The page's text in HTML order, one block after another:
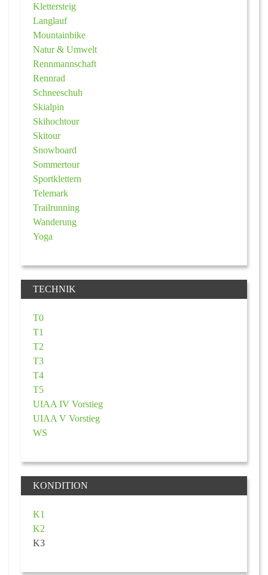
Klettersteig
Langlauf
Mountainbike
Natur & Umwelt
Rennmannschaft
Rennrad
Schneeschuh
Skialpin
Skihochtour
Skitour
Snowboard
Sommertour
Sportklettern
Telemark
Trailrunning
Wanderung
Yoga
TECHNIK
T0
T1
T2
T3
T4
T5
UIAA IV Vorstieg
UIAA V Vorstieg
WS
KONDITION
K1
K2
K3